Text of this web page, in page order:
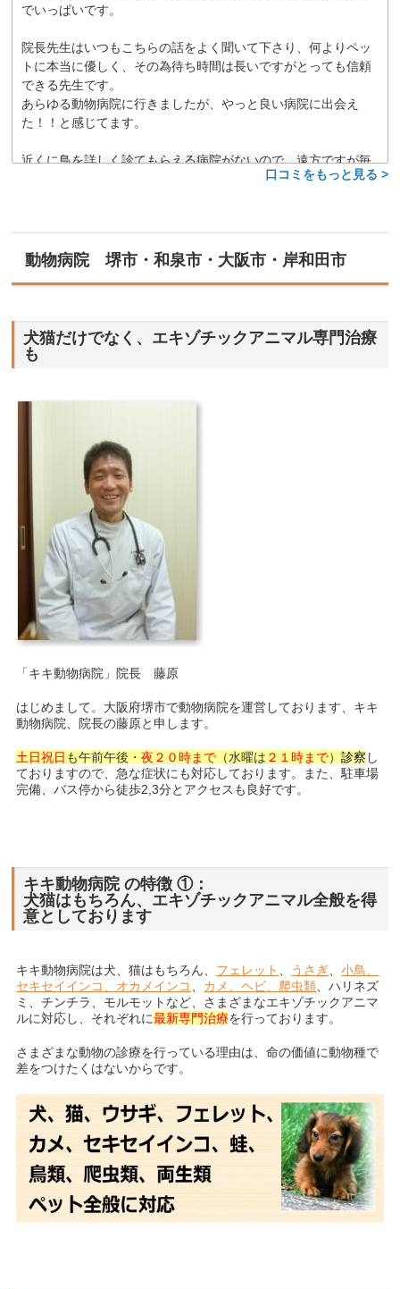
でいっぱいです。
院長先生はいつもこちらの話をよく聞いて下さり、何よりペッ
トに本当に優しく、その為待ち時間は長いですがとっても信頼
できる先生です。
あらゆる動物病院に行きましたが、やっと良い病院に出会え
た！！と感じてます。
近くに鳥を詳しく診てもらえる病院がないので、遠方ですが毎
回高速を使って通って通わせてもらっています。
らも助けて下さい。
2025/02/11
誤飲してしまい、夜間にこちらに連絡しました。閉院時間を少
し過ぎてしまっていましたが、電話してみたら、早めに来れる
んの動物が診察を待っていて、私のあとからも受診にきてる人
お値段も夜間だし覚悟していましたが、良心的なお値段でし
お忙しいはずなのに、丁寧に説明していただき、質問にも嫌な
顔ひとつせずに答えてくれました。
ありがとうございました！
2024/11/24
投稿者さん 40代 男性
元気いっぱいのフェレット（オス３歳）を育てていました。
し、ゲージへ戻しました。
為にゲージへ近づくと
ハンモックから起きてきたので再度抱っこをしました。
すると体温がとても下がっており、血の気もなく、あまりに動
かなったので、
急激な体調変化にこれは危ないと思い、夜間診療を受け付けて
のにためらっていたのと
実際向かうと時間がかかってしまったので病院到着時は22時を
過ぎていました。
そこから診てもらったのですが、やはり状態が悪く、採血がで
まい（内出血？）、
血圧がさがったのではないかとCTスキャンで診断していただき
ました。
で死んでしまいました。
私自身、突然のことにショックを受け、その場で泣いてしまっ
隣で先生も一緒に悲しんで頂いているのが伝わってき、色々と
夜間診療でも嫌な顔もされずご対応頂き、また一緒に悲しんで
頂いて、
フェレットの最期に診て頂けて良かったと思います。
口コミをもっと見る >
動物病院 堺市・和泉市・大阪市・岸和田市
犬猫だけでなく、エキゾチックアニマル専門治療
も
「キキ動物病院」院長 藤原
はじめまして。大阪府堺市で動物病院を運営しております、キキ
動物病院、院長の藤原と申します。
土日祝日 も午前午後・夜２０時まで （水曜は ２１時まで）診察 し
ておりますので、急な症状にも対応しております。また、駐車場
完備、バス停から徒歩2,3分とアクセスも良好です。
キキ動物病院 の特徴 ①：
犬猫はもちろん、エキゾチックアニマル全般を得
意としております
キキ動物病院は犬、猫はもちろん、 フェレット うさぎ 、小鳥、
セキセイインコ、オカメインコ
カメ、ヘビ、爬虫類 、ハリネズ
ミ、チンチラ、モルモットなど、さまざまなエキゾチックアニマ
ルに対応し、それぞれに最新専門治療を行っております。
さまざまな動物の診療を行っている理由は、命の価値に動物種で
差をつけたくはないからです。